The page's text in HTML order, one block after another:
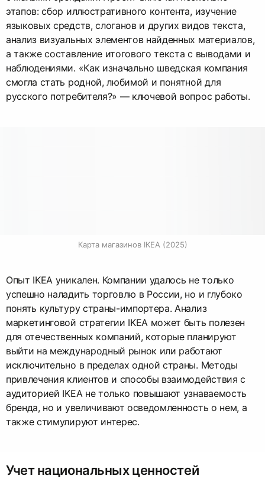
этапов: сбор иллюстративного контента, изучение
языковых средств, слоганов и других видов текста,
анализ визуальных элементов найденных материалов,
а также составление итогового текста с выводами и
наблюдениями. «Как изначально шведская компания
смогла стать родной, любимой и понятной для
русского потребителя?» — ключевой вопрос работы.
Карта магазинов IKEA (2025)
Опыт IKEA уникален. Компании удалось не только
успешно наладить торговлю в России, но и глубоко
понять культуру страны-импортера. Анализ
маркетинговой стратегии IKEA может быть полезен
для отечественных компаний, которые планируют
выйти на международный рынок или работают
исключительно в пределах одной страны. Методы
привлечения клиентов и способы взаимодействия с
аудиторией IKEA не только повышают узнаваемость
бренда, но и увеличивают осведомленность о нем, а
также стимулируют интерес.
Учет национальных ценностей